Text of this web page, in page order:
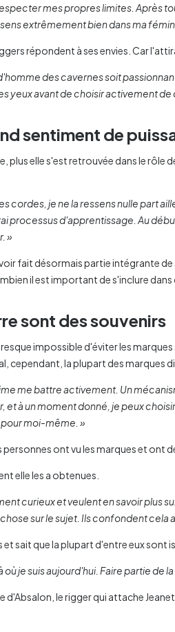
mes propres limites. Après
sens extrêmement bien dans ma
répondent à ses envies. Car
des cavernes soit
yeux avant de choisir activement de
sentiment de
plus elle s'est retrouvée dans le
cordes, je ne la ressens nulle
processus d'apprentissage. Au
»
fait désormais partie intégrante
il est important de s'inclure dans
sont des souvenirs
impossible d'éviter les
cependant, la plupart des marques
me battre activement. Un
et à un moment donné, je peux
moi-même. »
ont vu les marques et ont
elle les a obtenues.
curieux et veulent en savoir
sur le sujet. Ils confondent
sait que la plupart d'entre eux
où je suis aujourd'hui. Faire partie
d'Absalon, le rigger qui attache